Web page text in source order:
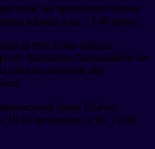
todas las operaciones aéreas
sábado a las 13.00 horas.
la ruta Lima-Juliaca,
de Bomberos Aeronáuticos de
pista de aterrizaje del
Jorge Chávez
19 de noviembre, a las 13:00